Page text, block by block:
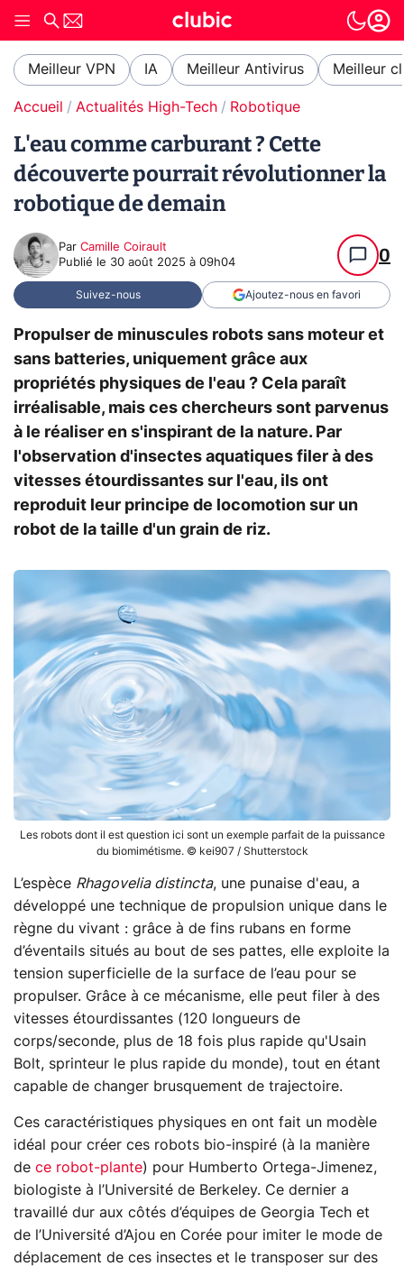
Meilleur VPN IA Meilleur Antivirus Meilleur
Accueil Actualités High-Tech Robotique
L'eau comme carburant ? Cette
découverte pourrait révolutionner la
robotique de demain
Par Camille Coirault
Publié le 30 août 2025 à 09h04 0
Suivez-nous Ajoutez-nous en favori
Propulser de minuscules robots sans moteur et
sans batteries, uniquement grâce aux
propriétés physiques de l'eau ? Cela paraît
irréalisable, mais ces chercheurs sont parvenus
à le réaliser en s'inspirant de la nature. Par
l'observation d'insectes aquatiques filer à des
vitesses étourdissantes sur l'eau, ils ont
reproduit leur principe de locomotion sur un
robot de la taille d'un grain de riz.
Les robots dont il est question ici sont un exemple parfait de la puissance
du biomimétisme. © kei907 / Shutterstock
L’espèce Rhagovelia distincta, une punaise d'eau, a
développé une technique de propulsion unique dans le
règne du vivant : grâce à de fins rubans en forme
d’éventails situés au bout de ses pattes, elle exploite la
tension superficielle de la surface de l’eau pour se
propulser. Grâce à ce mécanisme, elle peut filer à des
vitesses étourdissantes (120 longueurs de
corps/seconde, plus de 18 fois plus rapide qu'Usain
Bolt, sprinteur le plus rapide du monde), tout en étant
capable de changer brusquement de trajectoire.
Ces caractéristiques physiques en ont fait un modèle
idéal pour créer ces robots bio-inspiré (à la manière
de ce robot-plante) pour Humberto Ortega-Jimenez,
biologiste à l’Université de Berkeley. Ce dernier a
travaillé dur aux côtés d’équipes de Georgia Tech et
de l’Université d’Ajou en Corée pour imiter le mode de
déplacement de ces insectes et le transposer sur des